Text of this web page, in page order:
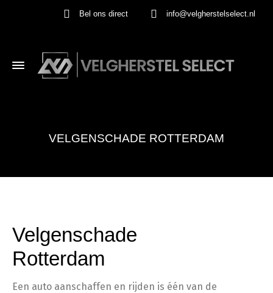
Bel ons direct info@velgherstelselect.nl
VELGENSCHADE ROTTERDAM
Velgenschade
Rotterdam
Een auto aanschaffen en rijden is één van de